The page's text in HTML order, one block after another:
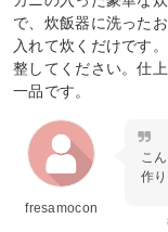
で、炊飯器に洗った
入れて炊くだけです
整してください。仕
一品です。
fresamocon
こ
作り